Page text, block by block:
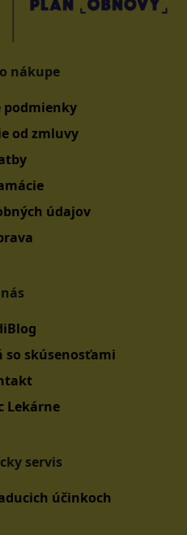
nákupe
podmienky
od zmluvy
údajov
so skúsenosťami
Lekárne
servis
účinkoch